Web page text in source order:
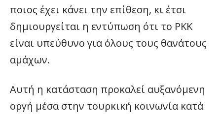
ποιος έχει κάνει την επίθεση, κι έτσι
δημιουργείται η εντύπωση ότι το PKK
είναι υπεύθυνο για όλους τους θανάτους
αμάχων.
Αυτή η κατάσταση προκαλεί αυξανόμενη
οργή μέσα στην τουρκική κοινωνία κατά